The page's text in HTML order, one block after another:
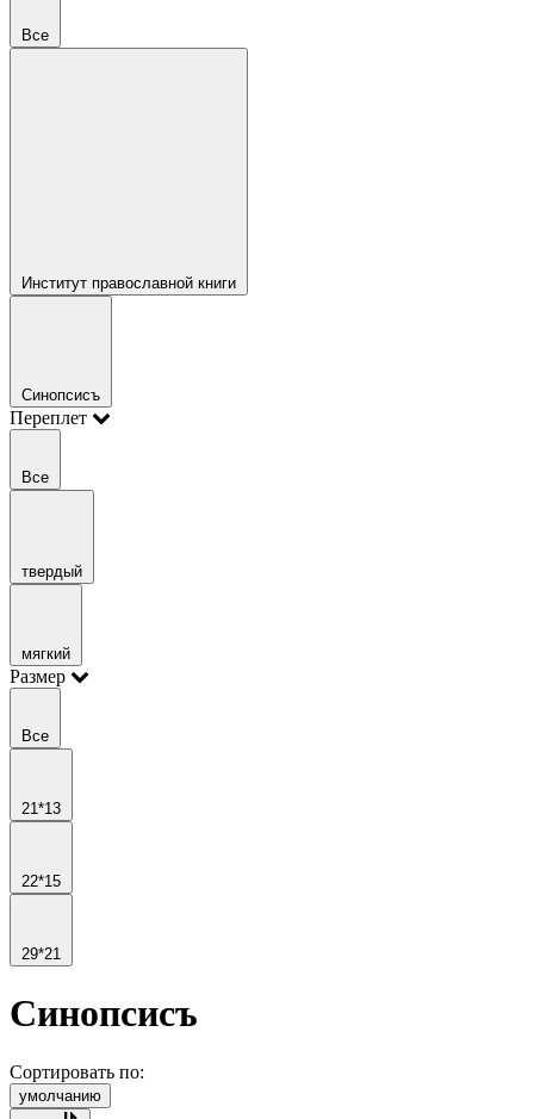
Все
Институт православной книги
Синопсисъ
Переплет
Все
твердый
мягкий
Размер
Все
21*13
22*15
29*21
Синопсисъ
Сортировать по:
умолчанию